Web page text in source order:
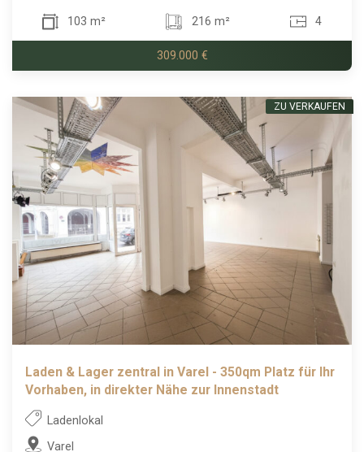
103 m² 216 m² 4
309.000 €
Laden & Lager zentral in Varel - 350qm Platz für Ihr
Vorhaben, in direkter Nähe zur Innenstadt
Ladenlokal
Varel
ZU VERKAUFEN